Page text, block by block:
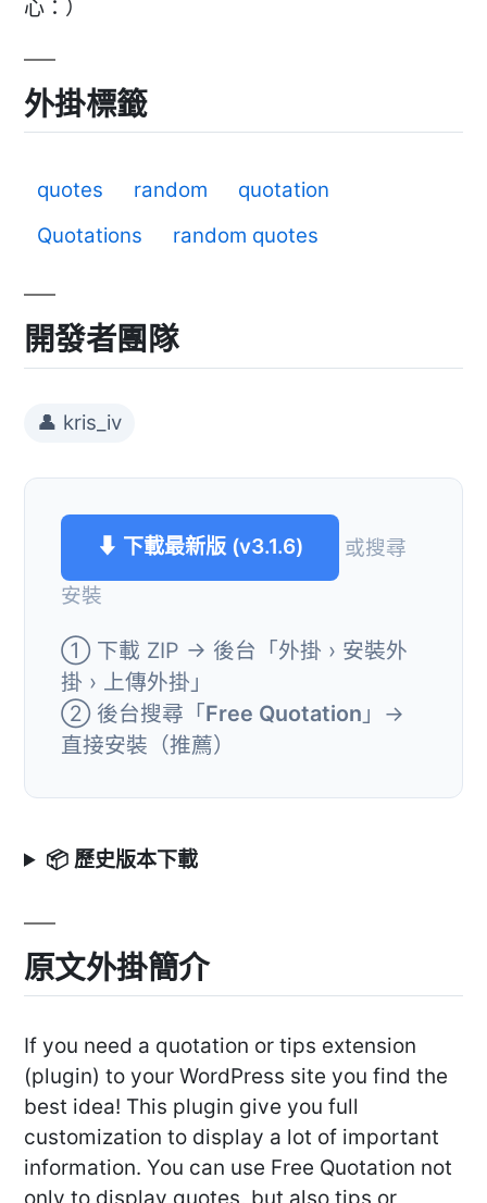
心：）
外掛標籤
quotes random
quotation
Quotations
random quotes
開發者團隊
👤 kris_iv
⬇ 下載最新版 (v3.1.6)
或搜尋
安裝
① 下載 ZIP → 後台「外掛 › 安裝外
掛 › 上傳外掛」
② 後台搜尋「Free Quotation 」→
直接安裝（推薦）
📦 歷史版本下載
原文外掛簡介
If you need a quotation or tips extension
(plugin) to your WordPress site you find the
best idea! This plugin give you full
customization to display a lot of important
information. You can use Free Quotation not